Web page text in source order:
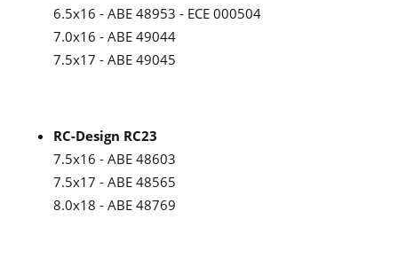
6.5x16 - ABE 48953 - ECE 000504
7.0x16 - ABE 49044
7.5x17 - ABE 49045
RC-Design RC23
7.5x16 - ABE 48603
7.5x17 - ABE 48565
8.0x18 - ABE 48769